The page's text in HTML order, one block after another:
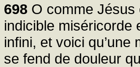
698 O comme Jésus
indicible miséricorde
infini, et voici
se fend de douleur